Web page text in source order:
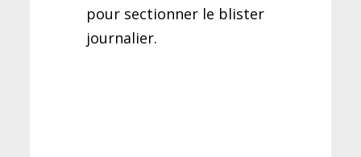
pour sectionner le blister
journalier.